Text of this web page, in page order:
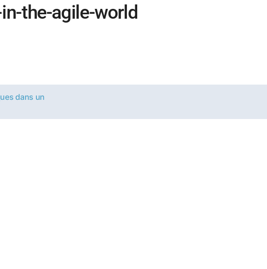
the-agile-world
dans un